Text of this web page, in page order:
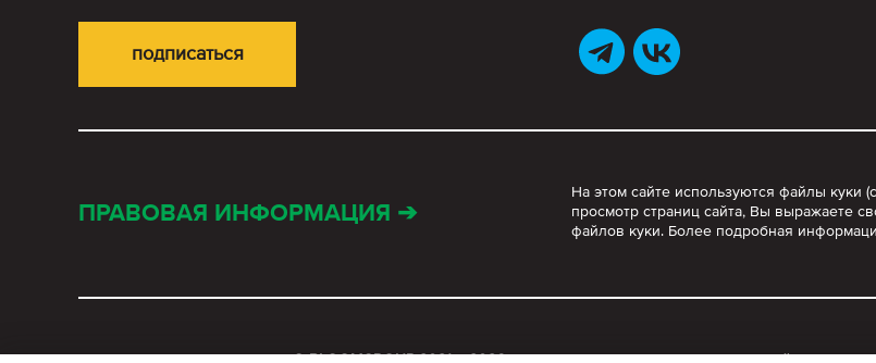
ПРАВОВАЯ ИНФОРМАЦИЯ ➔
На этом сайте используются файлы куки
просмотр страниц сайта, Вы выражаете
файлов куки. Более подробная